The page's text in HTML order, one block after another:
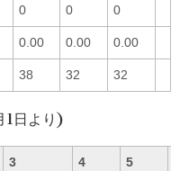
0 0 0
0.00 0.00 0.00
38 32 32
1日より)
3 4 5